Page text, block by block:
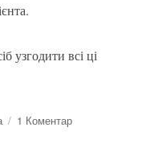
узгодити всі ці
1 Коментардо